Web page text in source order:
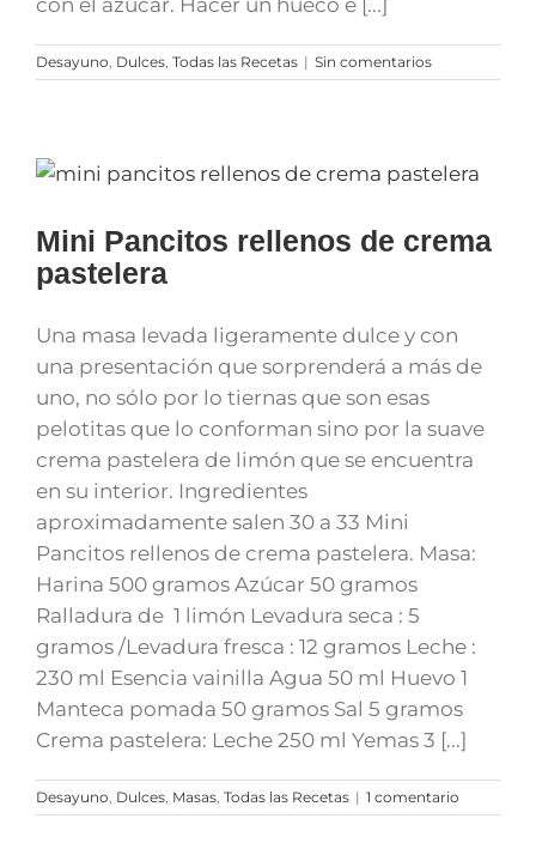
Desayuno Dulces Todas las Recetas | Sin comentarios
Mini Pancitos rellenos de crema
pastelera
Una masa levada ligeramente dulce y con
una presentación que sorprenderá a más de
uno, no sólo por lo tiernas que son esas
pelotitas que lo conforman sino por la suave
crema pastelera de limón que se encuentra
en su interior. Ingredientes
aproximadamente salen 30 a 33 Mini
Pancitos rellenos de crema pastelera. Masa:
Harina 500 gramos Azúcar 50 gramos
Ralladura de 1 limón Levadura seca : 5
gramos /Levadura fresca : 12 gramos Leche :
230 ml Esencia vainilla Agua 50 ml Huevo 1
Manteca pomada 50 gramos Sal 5 gramos
Crema pastelera: Leche 250 ml Yemas 3 [...]
Desayuno Dulces Masas Todas las Recetas | 1 comentario